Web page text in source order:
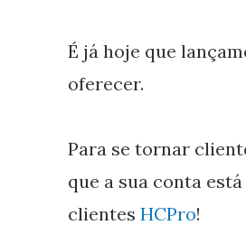
É já hoje que
oferecer.
Para se tornar
que a sua conta
clientes HCPro!